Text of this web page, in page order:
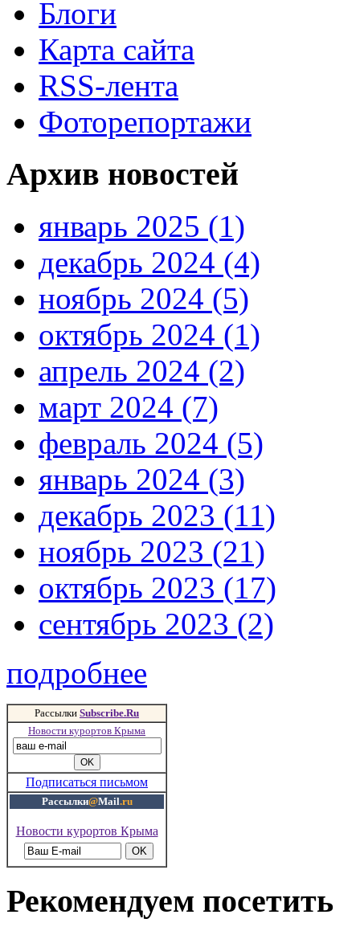
Блоги
Карта сайта
RSS-лента
Фоторепортажи
Архив новостей
январь 2025 (1)
декабрь 2024 (4)
ноябрь 2024 (5)
октябрь 2024 (1)
апрель 2024 (2)
март 2024 (7)
февраль 2024 (5)
январь 2024 (3)
декабрь 2023 (11)
ноябрь 2023 (21)
октябрь 2023 (17)
сентябрь 2023 (2)
подробнее
Рассылки Subscribe.Ru
Новости курортов Крыма
Подписаться письмом
Рассылки@Mail.ru
Новости курортов Крыма
Рекомендуем посетить